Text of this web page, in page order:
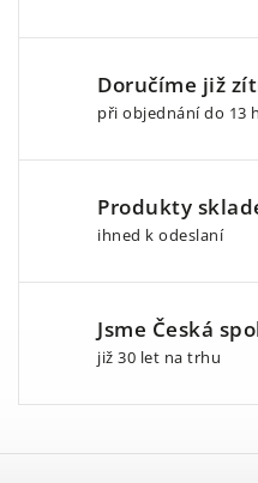
Doručíme již
při objednání do 13
Produkty
ihned k odeslaní
Jsme Česká
již 30 let na trhu